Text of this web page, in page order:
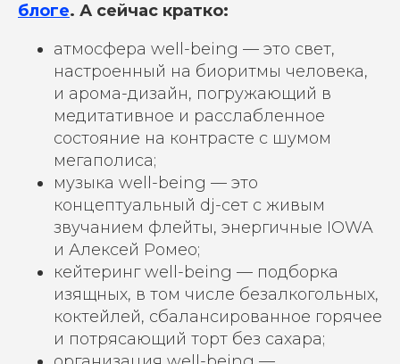
блоге. А сейчас кратко:
атмосфера well-being — это свет,
настроенный на биоритмы человека,
и арома-дизайн, погружающий в
медитативное и расслабленное
состояние на контрасте с шумом
мегаполиса;
музыка well-being — это
концептуальный dj-сет с живым
звучанием флейты, энергичные IOWA
и Алексей Ромео;
кейтеринг well-being — подборка
изящных, в том числе безалкогольных,
коктейлей, сбалансированное горячее
и потрясающий торт без сахара;